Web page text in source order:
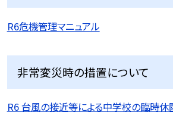
R6危機管理マニュアル
非常変災時の措置について
R6 台風の接近等による中学校の臨時休